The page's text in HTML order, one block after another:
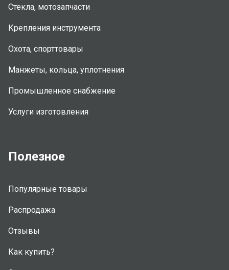
Стекла, мотозапчасти
Крепления инструмента
Охота, спорттовары
Манжеты, кольца, уплотнения
Промышленное снабжение
Услуги изготовления
Полезное
Популярные товары
Распродажа
Отзывы
Как купить?